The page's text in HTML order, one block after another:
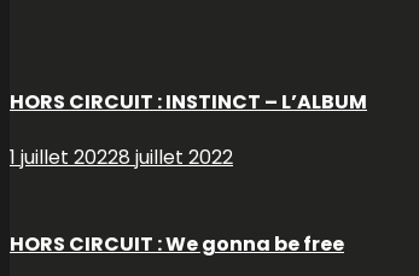
HORS CIRCUIT : INSTINCT – L’ALBUM
1 juillet 20228 juillet 2022
HORS CIRCUIT : We gonna be free